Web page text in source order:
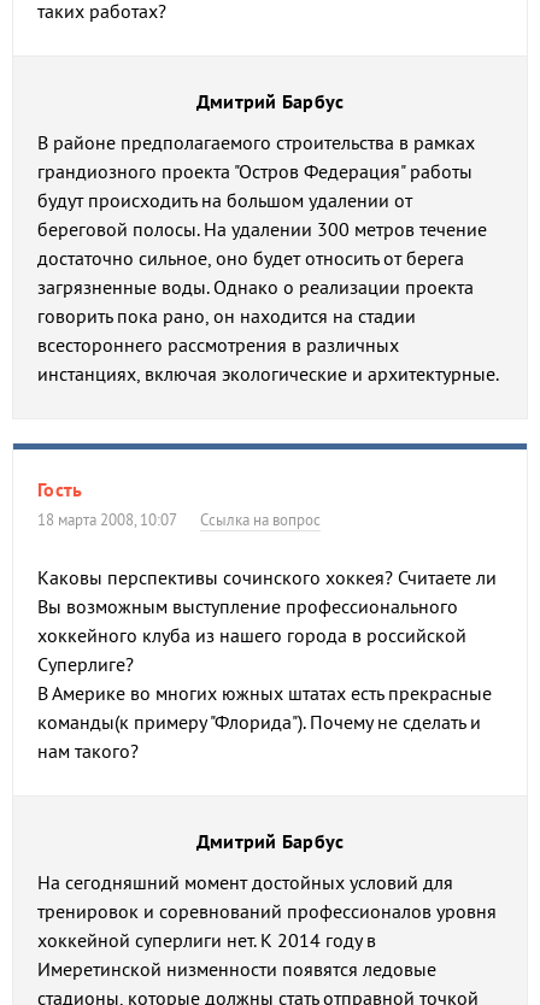
таких работах?
Дмитрий Барбус
В районе предполагаемого строительства в рамках
грандиозного проекта "Остров Федерация" работы
будут происходить на большом удалении от
береговой полосы. На удалении 300 метров течение
достаточно сильное, оно будет относить от берега
загрязненные воды. Однако о реализации проекта
говорить пока рано, он находится на стадии
всестороннего рассмотрения в различных
инстанциях, включая экологические и архитектурные.
Гость
18 марта 2008, 10:07 Ссылка на вопрос
Каковы перспективы сочинского хоккея? Считаете ли
Вы возможным выступление профессионального
хоккейного клуба из нашего города в российской
Суперлиге?
В Америке во многих южных штатах есть прекрасные
команды(к примеру "Флорида"). Почему не сделать и
нам такого?
Дмитрий Барбус
На сегодняшний момент достойных условий для
тренировок и соревнований профессионалов уровня
хоккейной суперлиги нет. К 2014 году в
Имеретинской низменности появятся ледовые
стадионы, которые должны стать отправной точкой